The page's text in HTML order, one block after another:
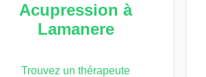
Acupression à
Lamanere
Trouvez un thérapeute